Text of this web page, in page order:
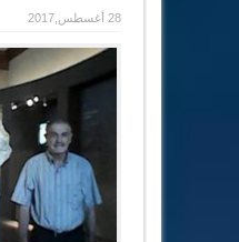
28 أغسطس,2017